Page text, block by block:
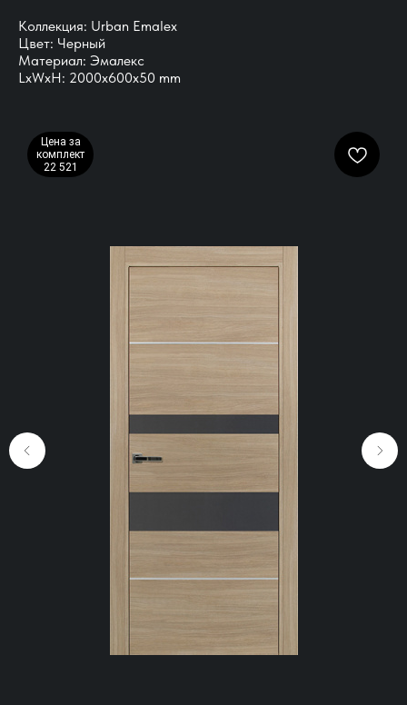
Коллекция: Urban Emalex
Цвет: Черный
Материал: Эмалекс
LxWxH: 2000x600x50 mm
Цена за
комплект
22 521